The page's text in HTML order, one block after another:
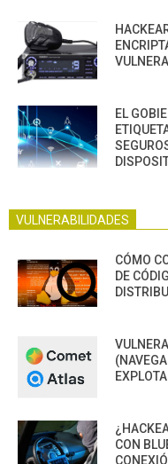
EL
VULNERABILIDADES
CÓMO
DE
CON